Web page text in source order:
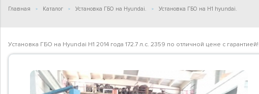
Главная Каталог Установка ГБО на Hyundai. Установка ГБО на H1 hyundai.
Установка ГБО на Hyundai H1 2014 года 172.7 л.с. 2359 по отличной цене с